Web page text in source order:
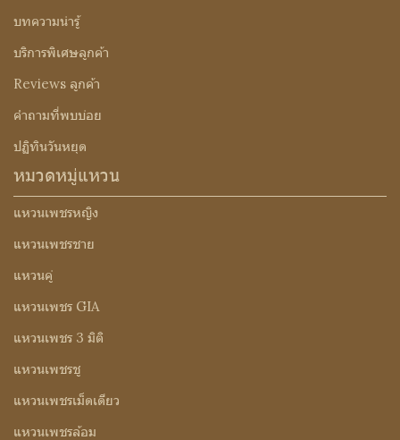
บทความน่ารู้
บริการพิเศษลูกค้า
Reviews ลูกค้า
คำถามที่พบบ่อย
ปฏิทินวันหยุด
หมวดหมู่แหวน
แหวนเพชรหญิง
แหวนเพชรชาย
แหวนคู่
แหวนเพชร GIA
แหวนเพชร 3 มิติ
แหวนเพชรชู
แหวนเพชรเม็ดเดียว
แหวนเพชรล้อม